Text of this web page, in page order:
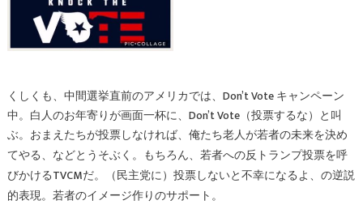
くしくも、中間選挙直前のアメリカでは、Don’t Vote キャンペーン
中。白人のお年寄りが画面一杯に、Don’t Vote（投票するな）と叫
ぶ。おまえたちが投票しなければ、俺たち老人が若者の未来を決め
てやる、などとうそぶく。もちろん、若者への反トランプ投票を呼
びかけるTVCMだ。（民主党に）投票しないと不幸になるよ、の逆説
的表現。若者のイメージ作りのサポート。